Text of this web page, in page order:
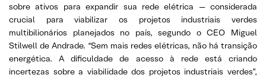
sobre ativos para expandir sua rede elétrica — considerada
crucial para viabilizar os projetos industriais verdes
multibilionários planejados no país, segundo o CEO Miguel
Stilwell de Andrade. “Sem mais redes elétricas, não há transição
energética. A dificuldade de acesso à rede está criando
incertezas sobre a viabilidade dos projetos industriais verdes”,